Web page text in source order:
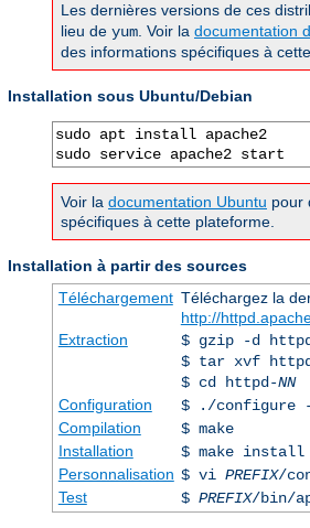
Les dernières versions de ces
lieu de yum . Voir la documentation
des informations spécifiques à
Installation sous Ubuntu/Debian
sudo apt install apache2
sudo service apache2 start
Voir la documentation Ubuntu pour
spécifiques à cette plateforme.
Installation à partir des sources
Téléchargement Téléchargez la
http://
Extraction
$ gzip -d
$ tar xvf
$ cd httpd-NN
Configuration
$ ./configure
Compilation
$ make
Installation
$ make install
Personnalisation $ vi PREFIX/
Test
$ PREFIX/bin/